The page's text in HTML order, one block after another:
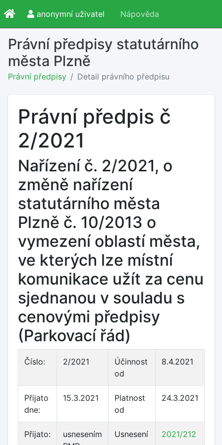
Nápověda
anonymní uživatel
Právní předpisy statutárního
města Plzně
Právní předpisy Detail právního předpisu
Právní předpis č
2/2021
Nařízení č. 2/2021, o
změně nařízení
statutárního města
Plzně č. 10/2013 o
vymezení oblastí města,
ve kterých lze místní
komunikace užít za cenu
sjednanou v souladu s
cenovými předpisy
(Parkovací řád)
Číslo: 2/2021
Účinnost
od
8.4.2021
Přijato
dne:
15.3.2021
Platnost
od
24.3.2021
Přijato:
usnesením
Usnesení 2021/212